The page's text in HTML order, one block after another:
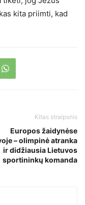
kita priimti, kad
Kitas straipsnis
Europos žaidynėse
– olimpinė atranka
ir didžiausia Lietuvos
sportininkų komanda